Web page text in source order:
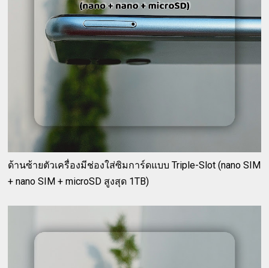
ด้านซ้ายตัวเครื่องมีช่องใส่ซิมการ์ดแบบ Triple-Slot (nano SIM
+ nano SIM + microSD สูงสุด 1TB)